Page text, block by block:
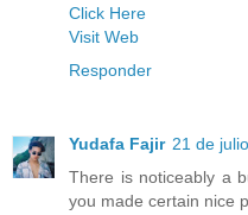
Click Here
Visit Web
Responder
Yudafa Fajir 21 de
There is noticeably a
you made certain nice